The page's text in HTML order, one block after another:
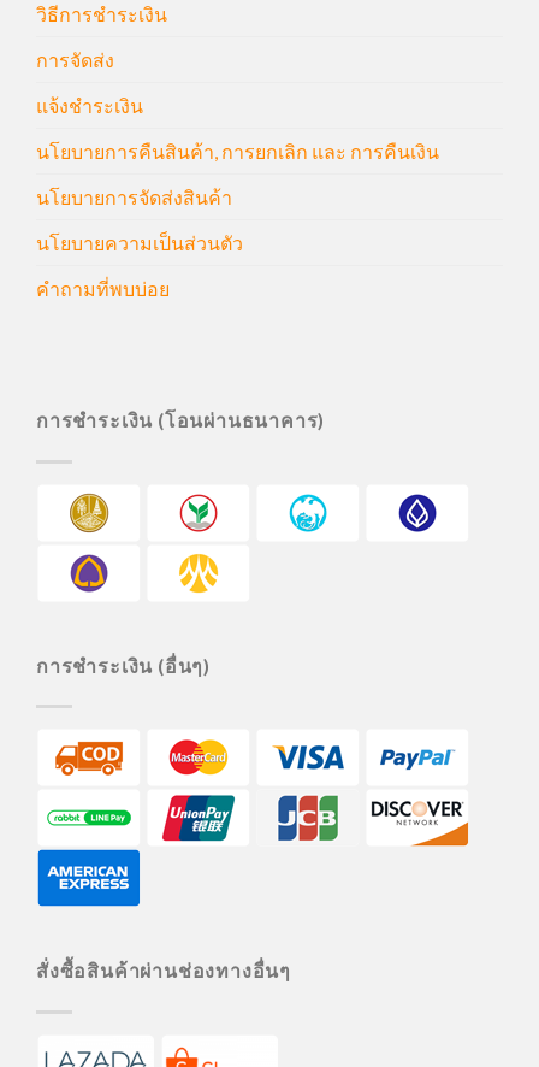
วิธีการชำระเงิน
การจัดส่ง
แจ้งชำระเงิน
นโยบายการคืนสินค้า, การยกเลิก และ การคืนเงิน
นโยบายการจัดส่งสินค้า
นโยบายความเป็นส่วนตัว
คำถามที่พบบ่อย
การชำระเงิน (โอนผ่านธนาคาร)
การชำระเงิน (อื่นๆ)
สั่งซื้อสินค้าผ่านช่องทางอื่นๆ